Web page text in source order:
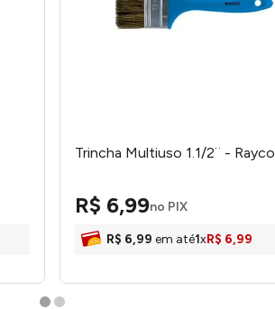
Trincha Multiuso 1.1/2¨ - Rayco
R$ 6,99no PIX
R$ 6,99 em até1xR$ 6,99